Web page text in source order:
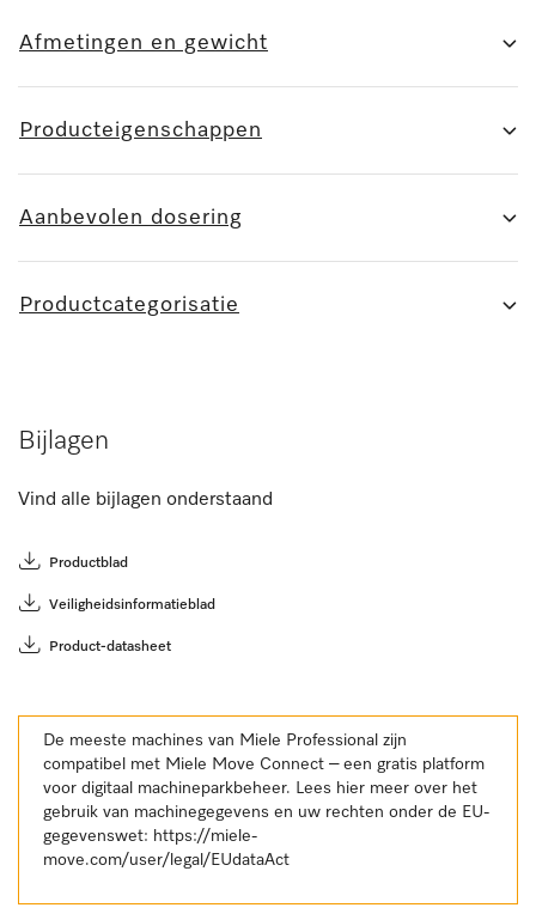
Afmetingen en gewicht
Producteigenschappen
Aanbevolen dosering
Productcategorisatie
Bijlagen
Vind alle bijlagen onderstaand
Productblad
Veiligheidsinformatieblad
Product-datasheet
De meeste machines van Miele Professional zijn
compatibel met Miele Move Connect – een gratis platform
voor digitaal machineparkbeheer. Lees hier meer over het
gebruik van machinegegevens en uw rechten onder de EU-
gegevenswet: https://miele-
move.com/user/legal/EUdataAct